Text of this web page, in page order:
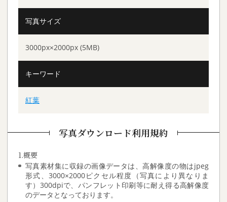
写真サイズ
3000px×2000px (5MB)
キーワード
紅葉
写真ダウンロード利用規約
1.概要
写真素材集に収録の画像データは、高解像度の物はjpeg
形式、3000×2000ピクセル程度（写真により異なりま
す）300dpiで、パンフレット印刷等に耐え得る高解像度
のデータとなっております。